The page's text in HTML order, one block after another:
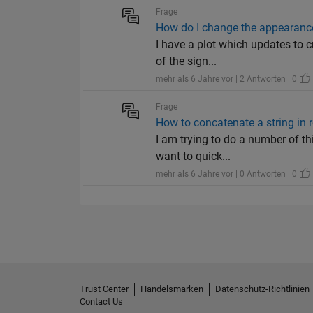
Frage
How do I change the
I have a plot which updates to
of the sign...
mehr als 6 Jahre vor | 2 Antworten | 0
Frage
How to concatenate a string in
I am trying to do a number of
want to quick...
mehr als 6 Jahre vor | 0 Antworten | 0
Trust Center Handelsmarken Datenschutz-Richtlinien
Contact Us